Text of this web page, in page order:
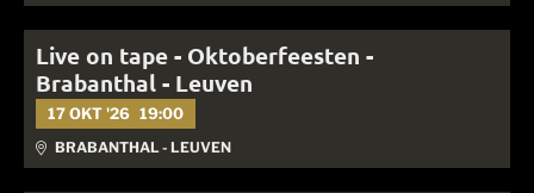
Live on tape - Oktoberfeesten -
Brabanthal - Leuven
17 OKT '26 19:00
BRABANTHAL - LEUVEN